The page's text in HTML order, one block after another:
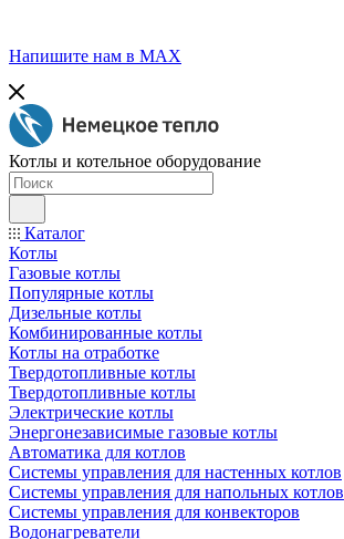
Напишите нам в МАХ
Котлы и котельное оборудование
Каталог
Котлы
Газовые котлы
Популярные котлы
Дизельные котлы
Комбинированные котлы
Котлы на отработке
Твердотопливные котлы
Твердотопливные котлы
Электрические котлы
Энергонезависимые газовые котлы
Автоматика для котлов
Системы управления для настенных котлов
Системы управления для напольных котлов
Системы управления для конвекторов
Водонагреватели